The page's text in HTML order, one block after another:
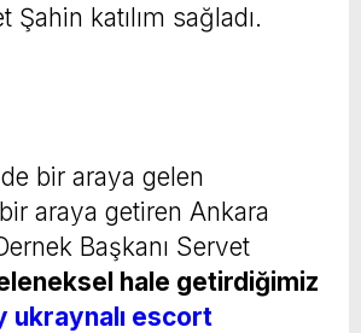
Şahin katılım sağladı.
bir araya gelen
araya getiren Ankara
Başkanı Servet
hale getirdiğimiz
ukraynalı escort